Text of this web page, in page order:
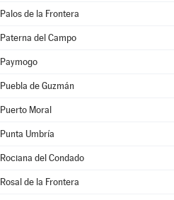
Palos de la Frontera
Paterna del Campo
Paymogo
Puebla de Guzmán
Puerto Moral
Punta Umbría
Rociana del Condado
Rosal de la Frontera